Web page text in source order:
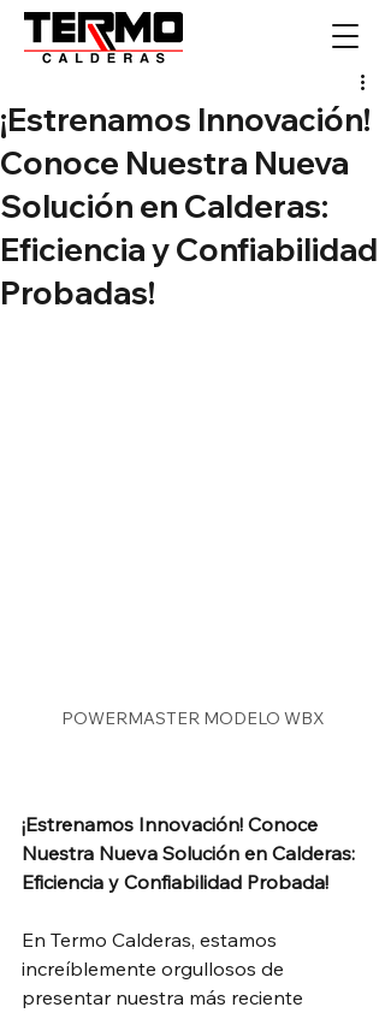
¡Estrenamos Innovación!
Conoce Nuestra Nueva
Solución en Calderas:
Eficiencia y Confiabilidad
Probadas!
POWERMASTER MODELO WBX
¡Estrenamos Innovación! Conoce
Nuestra Nueva Solución en Calderas:
Eficiencia y Confiabilidad Probada!
En Termo Calderas, estamos
increíblemente orgullosos de
presentar nuestra más reciente